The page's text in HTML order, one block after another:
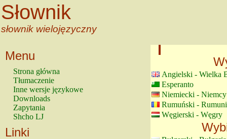
Słownik
słownik wielojęzyczny
Menu
Strona główna
Tłumaczenie
Inne wersje językowe
Downloads
Zapytania
Shcho LJ
Linki
Angielski - Wielka
Esperanto
Niemiecki - Niemcy
Rumuński -
Węgierski - Węgry